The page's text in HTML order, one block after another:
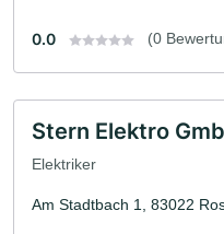
0.0 (0
Stern Elektro
Elektriker
Am Stadtbach 1, 83022